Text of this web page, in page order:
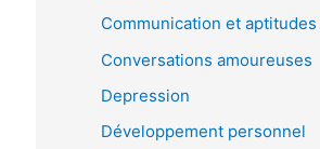
Communication et
Conversations amoureuses
Depression
Développement personnel